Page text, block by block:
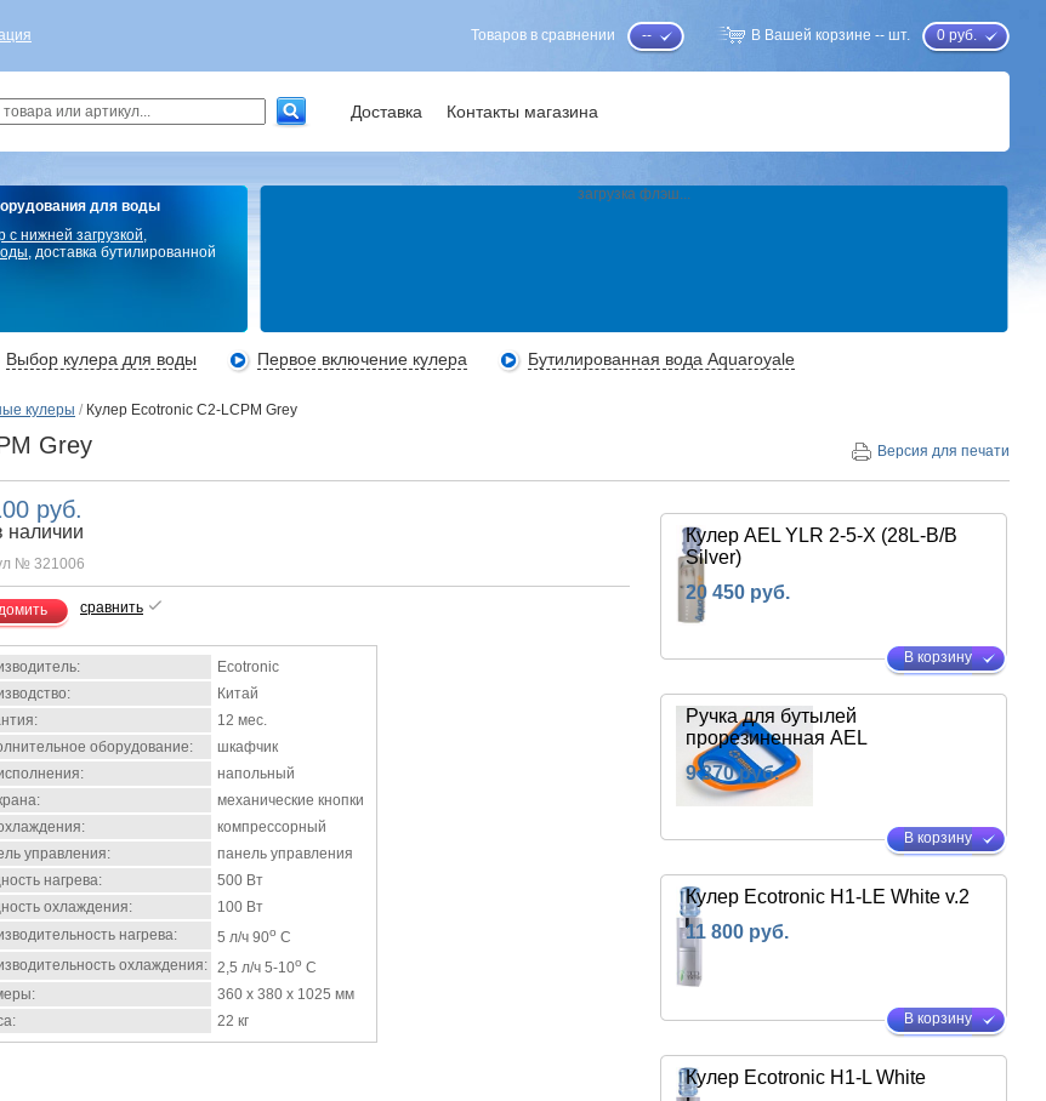
0 руб.
В Вашей корзине -- шт.
--
Товаров в сравнении
Доставка Контакты магазина
для воды
с нижней загрузкой,
, доставка бутилированной
загрузка флэш...
Выбор кулера для воды Первое включение кулера Бутилированная вода Aquaroyale
кулеры / Кулер Ecotronic C2-LCPM Grey
Grey Версия для печати
руб.
наличии
№ 321006
сравнить
Ecotronic
Китай
12 мес.
оборудование:
шкафчик
напольный
механические кнопки
компрессорный
управления:
панель управления
нагрева:
500 Вт
охлаждения:
100 Вт
нагрева:
5 л/ч 90o C
охлаждения: 2,5 л/ч 5-10o C
360 х 380 х 1025 мм
22 кг
Кулер AEL YLR 2-5-X (28L-B/B
Silver)
20 450 руб.
В корзину
Ручка для бутылей
прорезиненная AEL
9 370 руб.
В корзину
Кулер Ecotronic H1-LE White v.2
11 800 руб.
В корзину
Кулер Ecotronic H1-L White